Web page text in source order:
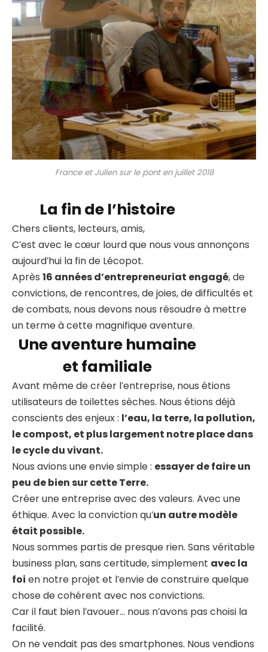
France et Julien sur le pont en juillet 2018
La fin de l’histoire
Chers clients, lecteurs, amis,
C’est avec le cœur lourd que nous vous annonçons
aujourd’hui la fin de Lécopot.
Après 16 années d’entrepreneuriat engagé, de
convictions, de rencontres, de joies, de difficultés et
de combats, nous devons nous résoudre à mettre
un terme à cette magnifique aventure.
Une aventure humaine
et familiale
Avant même de créer l’entreprise, nous étions
utilisateurs de toilettes sèches. Nous étions déjà
conscients des enjeux : l’eau, la terre, la pollution,
le compost, et plus largement notre place dans
le cycle du vivant.
Nous avions une envie simple : essayer de faire un
peu de bien sur cette Terre.
Créer une entreprise avec des valeurs. Avec une
éthique. Avec la conviction qu’un autre modèle
était possible.
Nous sommes partis de presque rien. Sans véritable
business plan, sans certitude, simplement avec la
foi en notre projet et l’envie de construire quelque
chose de cohérent avec nos convictions.
Car il faut bien l’avouer… nous n’avons pas choisi la
facilité.
On ne vendait pas des smartphones. Nous vendions